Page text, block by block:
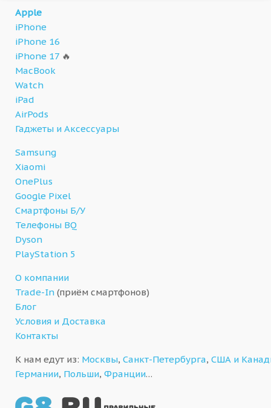
Apple
iPhone
iPhone 16
iPhone 17 🔥
MacBook
Watch
iPad
AirPods
Гаджеты и Аксессуары
Samsung
Xiaomi
OnePlus
Google Pixel
Смартфоны Б/У
Телефоны BQ
Dyson
PlayStation 5
О компании
Trade-In (приём смартфонов)
Блог
Условия и Доставка
Контакты
К нам едут из: Москвы, Санкт-Петербурга, США и
Германии, Польши, Франции…